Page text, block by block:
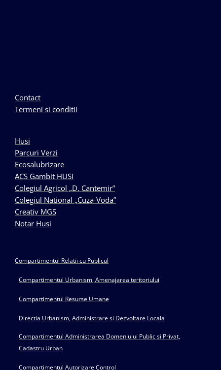
Contact
Termeni si conditii
Husi
Parcuri Verzi
Ecosalubrizare
ACS Gambit HUSI
Colegiul Agricol „D. Cantemir”
Colegiul National „Cuza-Voda”
Creativ MGS
Notar Husi
Compartimentul Relatii cu Publicul
Compartimentul Urbanism, Amenajarea teritoriului
Compartimentul Resurse Umane
Directia Urbanism, Administrare si Dezvoltare Locala
Compartimentul Administrarea Domeniului Public si Privat,
Cadastru Urban
Compartimentul Autorizare Control